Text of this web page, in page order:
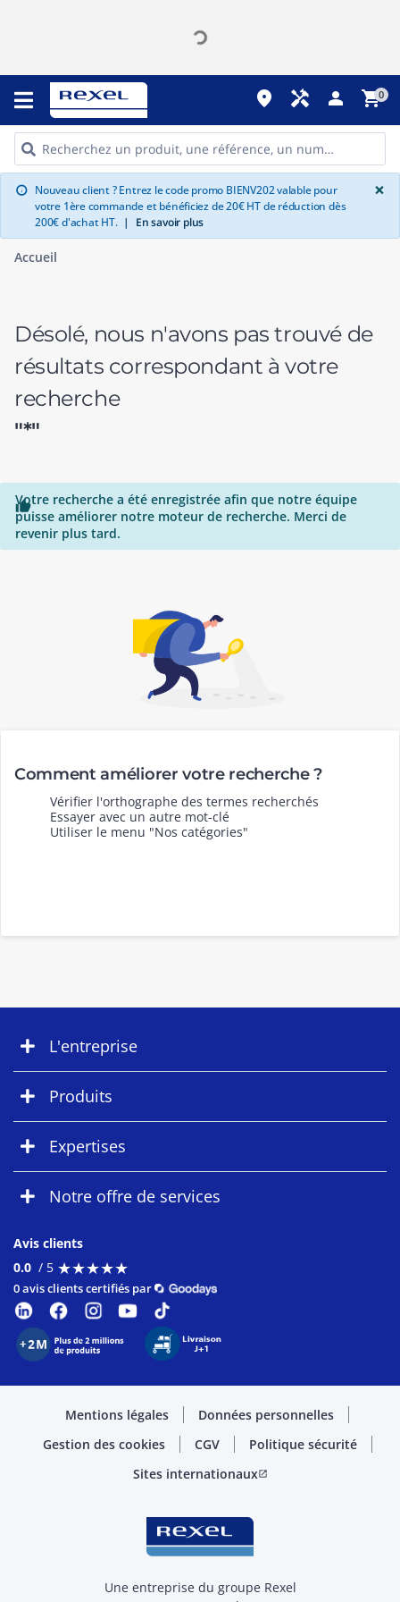
place handyman person shopping_cart0
info Nouveau client ? Entrez le code promo BIENV202 valable pour
votre 1ère commande et bénéficiez de 20€ HT de réduction dès
200€ d'achat HT. | En savoir plus
×
Accueil
Désolé, nous n'avons pas trouvé de
résultats correspondant à votre
recherche
"*"

Votre recherche a été enregistrée afin que notre équipe
puisse améliorer notre moteur de recherche. Merci de
revenir plus tard.
Comment améliorer votre recherche ?
Vérifier l'orthographe des termes recherchés
Essayer avec un autre mot-clé
Utiliser le menu "Nos catégories"
L'entreprise
Produits
Expertises
Notre offre de services
Avis clients
0.0 / 5 ★★★★★
★★★★★
0 avis clients certifiés par
Mentions légales
Données personnelles
Gestion des cookies
CGV
Politique sécurité
Sites internationauxopen_in_new
Une entreprise du groupe Rexel